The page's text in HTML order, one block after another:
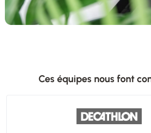
Ces équipes nous font